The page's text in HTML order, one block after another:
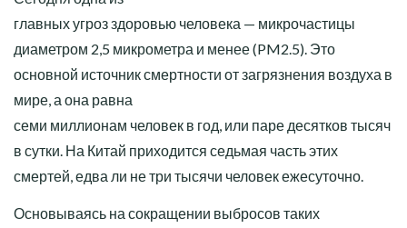
главных угроз здоровью человека — микрочастицы
диаметром 2,5 микрометра и менее (PM2.5). Это
основной источник смертности от загрязнения воздуха в
мире, а она равна
семи миллионам человек в год, или паре десятков тысяч
в сутки. На Китай приходится седьмая часть этих
смертей, едва ли не три тысячи человек ежесуточно.
Основываясь на сокращении выбросов таких